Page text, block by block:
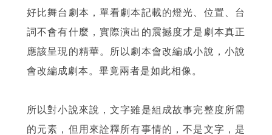
好比舞台劇本，單看劇本記載的燈光、位置、台
詞不會有什麼，實際演出的震撼度才是劇本真正
應該呈現的精華。所以劇本會改編成小說，小說
會改編成劇本。畢竟兩者是如此相像。
所以對小說來說，文字雖是組成故事完整度所需
的元素，但用來詮釋所有事情的，不是文字，是